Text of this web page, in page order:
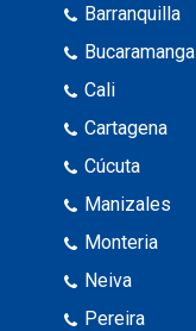
Barranquilla
Bucaramanga
Cali
Cartagena
Cúcuta
Manizales
Monteria
Neiva
Pereira